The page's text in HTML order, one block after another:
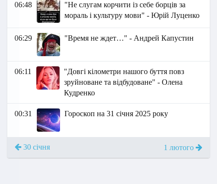
06:48
"Не слугам корчити із себе борців за
мораль і культуру мови" - Юрій Луценко
06:29 "Время не ждет…" - Андрей Капустин
06:11
"Довгі кілометри нашого буття повз
зруйноване та відбудоване" - Олена
Кудренко
00:31 Гороскоп на 31 січня 2025 року
30 січня 1 лютого